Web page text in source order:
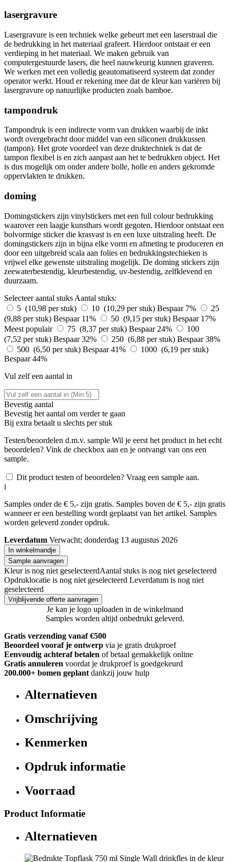
lasergravure
Lasergravure is een techniek welke gebeurt met een laserstraal die
de bedrukking in het materiaal grafeert. Hierdoor ontstaat er een
verdieping in het materiaal. We maken gebruik van
computergestuurde lasers, die heel nauwkeurig kunnen graveren.
We werken met een volledig geautomatiseerd systeem dat zonder
operator werkt. Houd er rekening mee dat de kleur kan variëren bij
lasergravure op natuurlijke producten zoals bamboe.
tampondruk
Tampondruk is een indirecte vorm van drukken waarbij de inkt
wordt overgebracht door middel van een siliconen drukkussen
(tampon). Het grote voordeel van deze druktechniek is dat de
tampon flexibel is en zich aanpast aan het te bedrukken object. Het
is dus mogelijk om onder andere bolle, holle en anders gekromde
oppervlakten te drukken.
doming
Domingstickers zijn vinylstickers met een full colour bedrukking
waarover een laagje kunsthars wordt gegoten. Hierdoor ontstaat een
bolvormige sticker die krasvast is en een luxe uitstraling heeft. De
domingstickers zijn in bijna elke vorm en afmeting te produceren en
door een uitgebreid scala aan folies en bedrukkingstechieken is
vrijwel elke gewenste uitstraling mogelijk. De doming stickers zijn
zeewaterbestendig, kleurbestendig, uv-bestendig, zelfklevend en
duurzaam.
Selecteer aantal stuks Aantal stuks:
5 (10,98 per stuk)
10 (10,29 per stuk) Bespaar 7%
25
(9,88 per stuk) Bespaar 11% 50 (9,15 per stuk) Bespaar 17%
Meest populair
75 (8,37 per stuk) Bespaar 24%
100
(7,52 per stuk) Bespaar 32% 250 (6,88 per stuk) Bespaar 38%
500 (6,50 per stuk) Bespaar 41%
1000 (6,19 per stuk)
Bespaar 44%
Vul zelf een aantal in
Bevestig aantal
Bevestig het aantal om verder te gaan
Bij extra betaalt u slechts per stuk
Testen/beoordelen d.m.v. sample Wil je eerst het product in het echt
beoordelen? Vink de checkbox aan en je ontvangt van ons een
sample.
Dit product testen of beoordelen? Vraag een sample aan.
i
Samples onder de € 5,- zijn gratis. Samples boven de € 5,- zijn gratis
wanneer er een bestelling wordt geplaatst van het artikel. Samples
worden geleverd zonder opdruk.
Leverdatum Verwacht; donderdag 13 augustus 2026
In winkelmandje
Sample aanvragen
Kleur is nog niet geselecteerdAantal stuks is nog niet geselecteerd
Opdruklocatie is nog niet geselecteerd Leverdatum is nog niet
geselecteerd
Vrijblijvende offerte aanvragen
Je kan je logo uploaden in de winkelmand
Samples worden altijd onbedrukt geleverd.
Gratis verzending vanaf €500
Beoordeel vooraf je ontwerp via je gratis drukproef
Eenvoudig achteraf betalen of betaal gemakkelijk online
Gratis annuleren voordat je drukproef is goedgekeurd
200.000+ bomen geplant dankzij jouw hulp
Alternatieven
Omschrijving
Kenmerken
Opdruk informatie
Voorraad
Product Informatie
Alternatieven